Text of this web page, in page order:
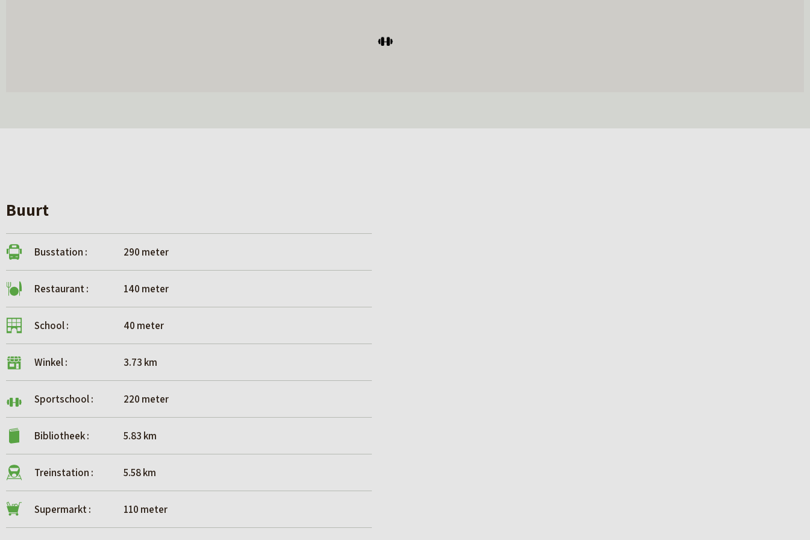
Buurt
Busstation : 290 meter
Restaurant : 140 meter
School : 40 meter
Winkel : 3.73 km
Sportschool : 220 meter
Bibliotheek : 5.83 km
Treinstation : 5.58 km
Supermarkt : 110 meter